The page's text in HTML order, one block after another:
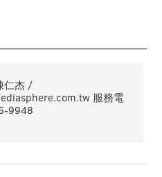
仁杰 /
服務電
9948